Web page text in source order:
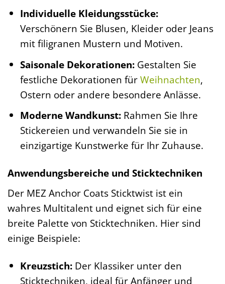
Individuelle Kleidungsstücke:
Verschönern Sie Blusen, Kleider oder Jeans
mit filigranen Mustern und Motiven.
Saisonale Dekorationen:Gestalten Sie
festliche Dekorationen fürWeihnachten,
Ostern oder andere besondere Anlässe.
Moderne Wandkunst:Rahmen Sie Ihre
Stickereien und verwandeln Sie sie in
einzigartige Kunstwerke für Ihr Zuhause.
Anwendungsbereiche und Sticktechniken
Der MEZ Anchor Coats Sticktwist ist ein
wahres Multitalent und eignet sich für eine
breite Palette von Sticktechniken. Hier sind
einige Beispiele:
Kreuzstich:Der Klassiker unter den
Sticktechniken, ideal für Anfänger und